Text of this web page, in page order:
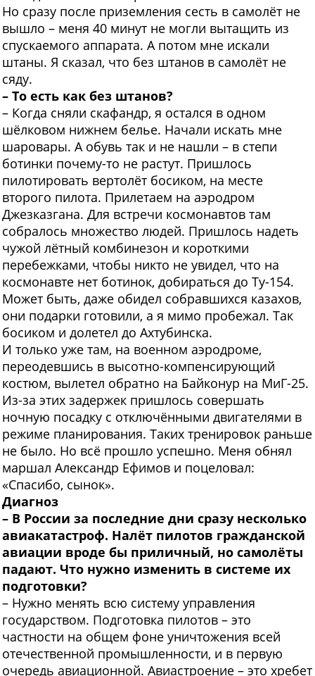
Но сразу после приземления сесть в самолёт не
вышло – меня 40 минут не могли вытащить из
спускаемого аппарата. А потом мне искали
штаны. Я сказал, что без штанов в самолёт не
сяду.
– То есть как без штанов?
– Когда сняли скафандр, я остался в одном
шёлковом нижнем белье. Начали искать мне
шаровары. А обувь так и не нашли – в степи
ботинки почему-то не растут. Пришлось
пилотировать вертолёт босиком, на месте
второго пилота. Прилетаем на аэродром
Джезказгана. Для встречи космонавтов там
собралось множество людей. Пришлось надеть
чужой лётный комбинезон и короткими
перебежками, чтобы никто не увидел, что на
космонавте нет ботинок, добираться до Ту-154.
Может быть, даже обидел собравшихся казахов,
они подарки готовили, а я мимо пробежал. Так
босиком и долетел до Ахтубинска.
И только уже там, на военном аэродроме,
переодевшись в высотно-компенсирующий
костюм, вылетел обратно на Байконур на МиГ-25.
Из-за этих задержек пришлось совершать
ночную посадку с отключёнными двигателями в
режиме планирования. Таких тренировок раньше
не было. Но всё прошло успешно. Меня обнял
маршал Александр Ефимов и поцеловал:
«Спасибо, сынок».
Диагноз
– В России за последние дни сразу несколько
авиакатастроф. Налёт пилотов гражданской
авиации вроде бы приличный, но самолёты
падают. Что нужно изменить в системе их
подготовки?
– Нужно менять всю систему управления
государством. Подготовка пилотов – это
частности на общем фоне уничтожения всей
отечественной промышленности, и в первую
очередь авиационной. Авиастроение – это хребет